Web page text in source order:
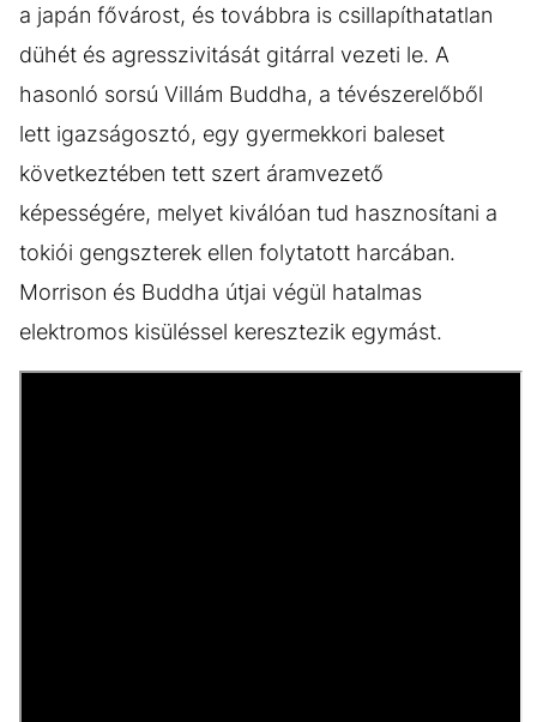
a japán fővárost, és továbbra is csillapíthatatlan
dühét és agresszivitását gitárral vezeti le. A
hasonló sorsú Villám Buddha, a tévészerelőből
lett igazságosztó, egy gyermekkori baleset
következtében tett szert áramvezető
képességére, melyet kiválóan tud hasznosítani a
tokiói gengszterek ellen folytatott harcában.
Morrison és Buddha útjai végül hatalmas
elektromos kisüléssel keresztezik egymást.